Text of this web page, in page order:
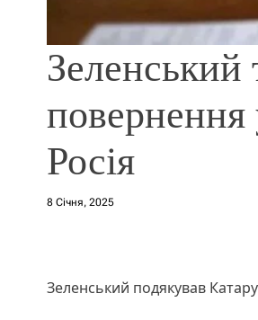
Зеленський
повернення
Росія
8 Січня, 2025
Зеленський подякував